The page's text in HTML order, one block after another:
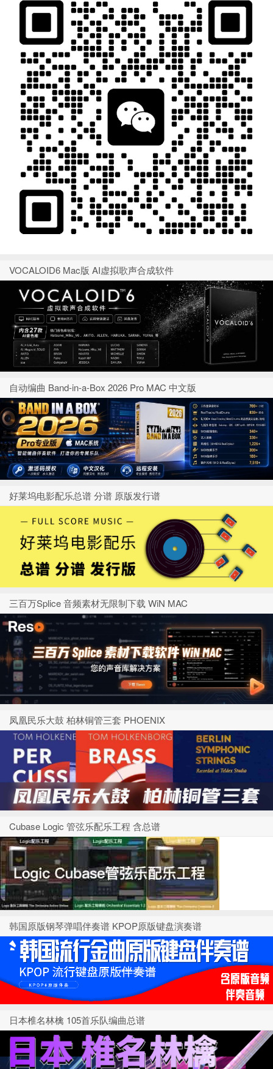
VOCALOID6 Mac版 AI虚拟歌声合成软件
自动编曲 Band-in-a-Box 2026 Pro MAC 中文版
好莱坞电影配乐总谱 分谱 原版发行谱
三百万Splice 音频素材无限制下载 WiN MAC
凤凰民乐大鼓 柏林铜管三套 PHOENIX
Cubase Logic 管弦乐配乐工程 含总谱
韩国原版钢琴弹唱伴奏谱 KPOP原版键盘演奏谱
日本椎名林檎 105首乐队编曲总谱